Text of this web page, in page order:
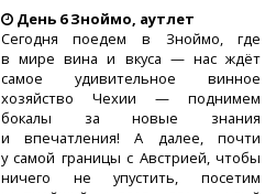
День 6 Зноймо, аутлет
Сегодня поедем в Зноймо, где
в мире вина и вкуса — нас ждёт
самое удивительное винное
хозяйство Чехии — поднимем
бокалы за новые знания
и впечатления! А далее, почти
у самой границы с Австрией, чтобы
ничего не упустить, посетим